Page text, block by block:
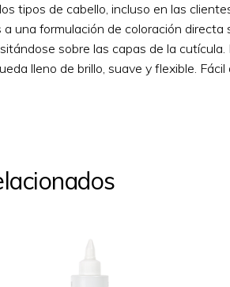
tipos de cabello, incluso en las
una formulación de coloración directa
sobre las capas de la
lleno de brillo, suave y flexible. Fácil